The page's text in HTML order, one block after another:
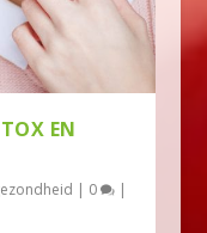
EN
| 0 |